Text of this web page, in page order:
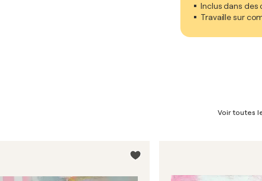
Inclus dans
Travaille sur
Voir toutes